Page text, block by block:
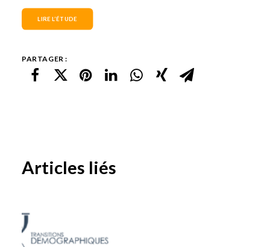
LIRE L’ÉTUDE
PARTAGER :
Articles liés